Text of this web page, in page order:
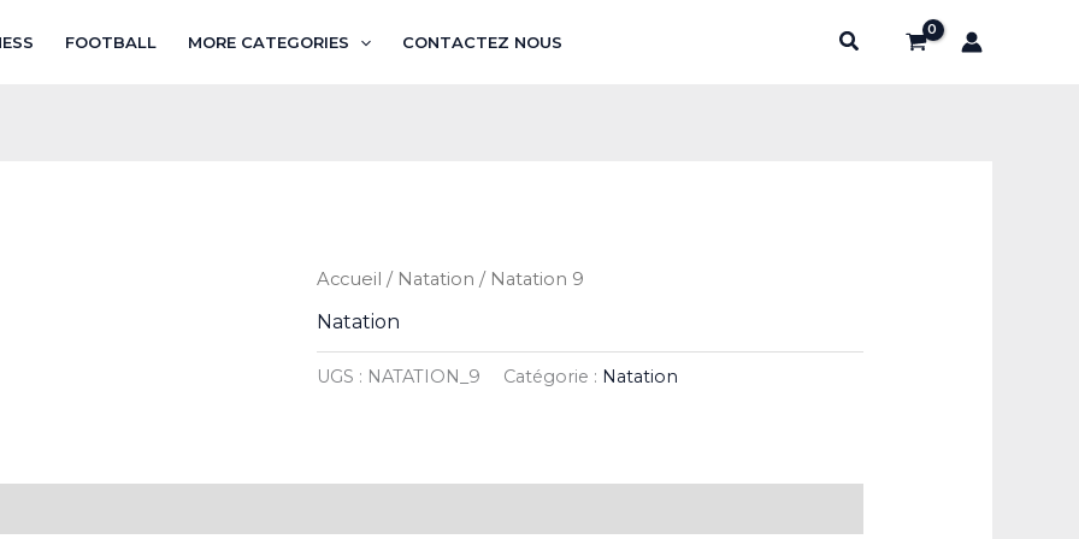
FOOTBALL MORE CATEGORIES CONTACTEZ NOUS Rechercher
Accueil / Natation / Natation 9
Natation
UGS : NATATION_9 Catégorie : Natation